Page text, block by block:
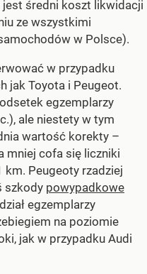
jest średni koszt likwidacji
ze wszystkimi
w Polsce).
w przypadku
jak Toyota i Peugeot.
egzemplarzy
ale niestety w tym
wartość korekty –
mniej cofa się liczniki
Peugeoty rzadziej
szkody powypadkowe
egzemplarzy
na poziomie
jak w przypadku Audi